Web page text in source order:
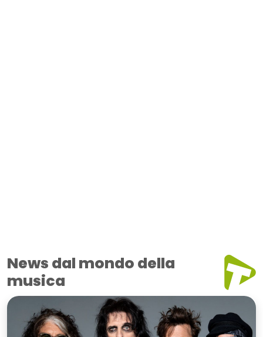
News dal mondo della
musica